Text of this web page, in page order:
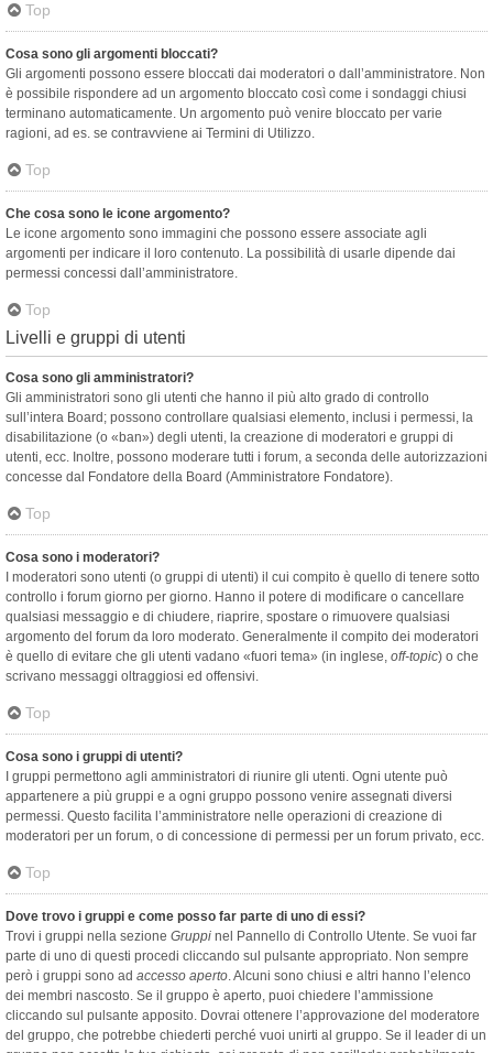
Top
Cosa sono gli argomenti bloccati?
Gli argomenti possono essere bloccati dai moderatori o dall’amministratore. Non
è possibile rispondere ad un argomento bloccato così come i sondaggi chiusi
terminano automaticamente. Un argomento può venire bloccato per varie
ragioni, ad es. se contravviene ai Termini di Utilizzo.
Top
Che cosa sono le icone argomento?
Le icone argomento sono immagini che possono essere associate agli
argomenti per indicare il loro contenuto. La possibilità di usarle dipende dai
permessi concessi dall’amministratore.
Top
Livelli e gruppi di utenti
Cosa sono gli amministratori?
Gli amministratori sono gli utenti che hanno il più alto grado di controllo
sull’intera Board; possono controllare qualsiasi elemento, inclusi i permessi, la
disabilitazione (o «ban») degli utenti, la creazione di moderatori e gruppi di
utenti, ecc. Inoltre, possono moderare tutti i forum, a seconda delle autorizzazioni
concesse dal Fondatore della Board (Amministratore Fondatore).
Top
Cosa sono i moderatori?
I moderatori sono utenti (o gruppi di utenti) il cui compito è quello di tenere sotto
controllo i forum giorno per giorno. Hanno il potere di modificare o cancellare
qualsiasi messaggio e di chiudere, riaprire, spostare o rimuovere qualsiasi
argomento del forum da loro moderato. Generalmente il compito dei moderatori
è quello di evitare che gli utenti vadano «fuori tema» (in inglese, off-topic) o che
scrivano messaggi oltraggiosi ed offensivi.
Top
Cosa sono i gruppi di utenti?
I gruppi permettono agli amministratori di riunire gli utenti. Ogni utente può
appartenere a più gruppi e a ogni gruppo possono venire assegnati diversi
permessi. Questo facilita l’amministratore nelle operazioni di creazione di
moderatori per un forum, o di concessione di permessi per un forum privato, ecc.
Top
Dove trovo i gruppi e come posso far parte di uno di essi?
Trovi i gruppi nella sezione Gruppi nel Pannello di Controllo Utente. Se vuoi far
parte di uno di questi procedi cliccando sul pulsante appropriato. Non sempre
però i gruppi sono ad accesso aperto. Alcuni sono chiusi e altri hanno l’elenco
dei membri nascosto. Se il gruppo è aperto, puoi chiedere l’ammissione
cliccando sul pulsante apposito. Dovrai ottenere l’approvazione del moderatore
del gruppo, che potrebbe chiederti perché vuoi unirti al gruppo. Se il leader di un